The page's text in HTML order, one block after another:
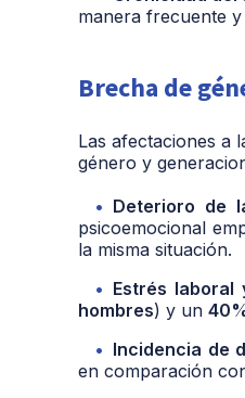
manera frecuente y
Brecha de
Las afectaciones a
género y
Deterioro de
psicoemocional
la misma situación.
Estrés laboral
hombres) y un
Incidencia de
en comparación